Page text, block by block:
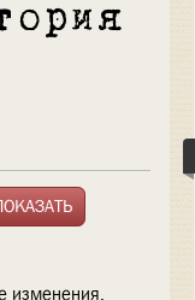
изменения.